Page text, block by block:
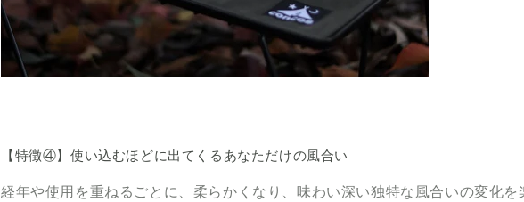
【特徴④】使い込むほどに出てくるあなただけの風合い
経年や使用を重ねるごとに、柔らかくなり、味わい深い独特な風合いの変化を